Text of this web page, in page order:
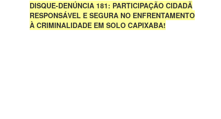
DISQUE-DENÚNCIA 181: PARTICIPAÇÃO CIDADÃ
RESPONSÁVEL E SEGURA NO ENFRENTAMENTO
À CRIMINALIDADE EM SOLO CAPIXABA!